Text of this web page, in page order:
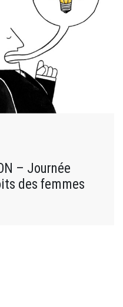
– Journée
des femmes